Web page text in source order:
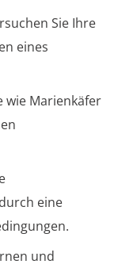
Sie Ihre
eines
wie Marienkäfer
eine
und